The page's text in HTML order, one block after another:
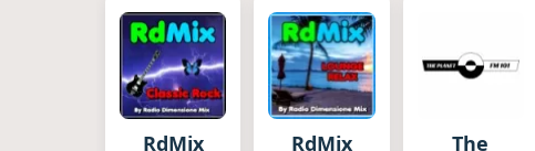
RdMix
RdMix
The